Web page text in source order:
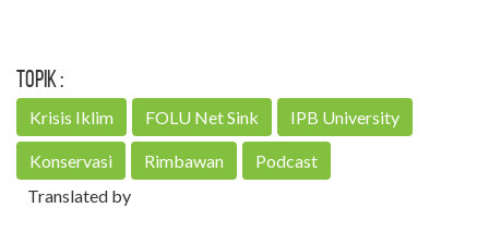
Topik :
Krisis Iklim FOLU Net Sink IPB University
Konservasi Rimbawan
Podcast
Translated by